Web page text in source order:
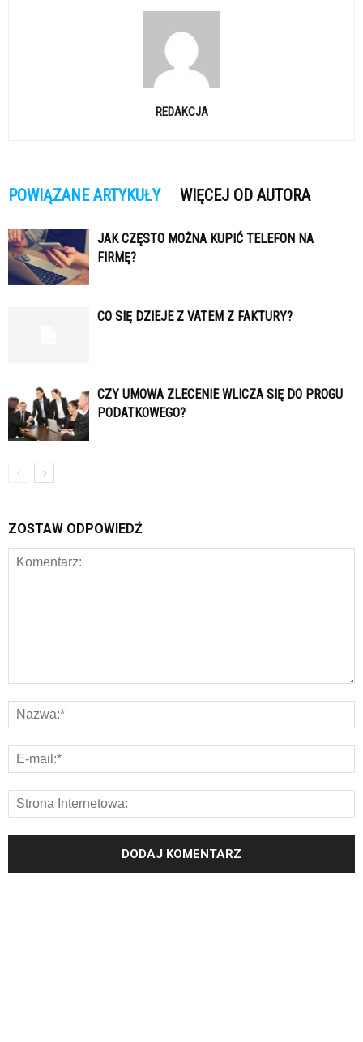
REDAKCJA
POWIĄZANE ARTYKUŁY WIĘCEJ OD AUTORA
JAK CZĘSTO MOŻNA KUPIĆ TELEFON NA
FIRMĘ?
CO SIĘ DZIEJE Z VATEM Z FAKTURY?
CZY UMOWA ZLECENIE WLICZA SIĘ DO PROGU
PODATKOWEGO?
ZOSTAW ODPOWIEDŹ